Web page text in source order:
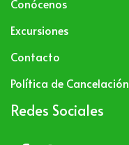
Conócenos
Excursiones
Contacto
Política de Cancelación
Redes Sociales